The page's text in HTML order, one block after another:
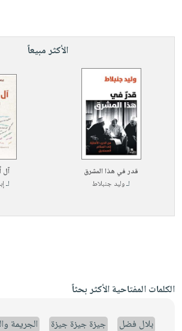
الأكثر مبيعاً
قدر في هذا المشرق
لـوليد جنبلاط
آل
لـ
الكلمات المفتاحية الأكثر بحثاً
بلال فضل جيزة جيزة جيزة الجريمة